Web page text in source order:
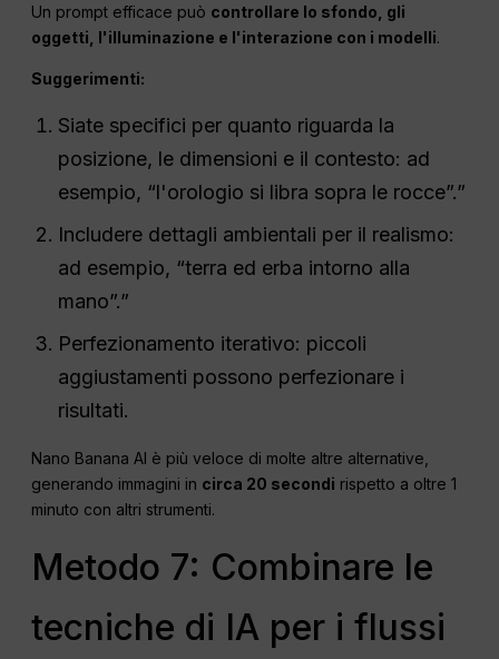
Un prompt efficace può controllare lo sfondo, gli
oggetti, l'illuminazione e l'interazione con i modelli.
Suggerimenti:
Siate specifici per quanto riguarda la
posizione, le dimensioni e il contesto: ad
esempio, “l'orologio si libra sopra le rocce”.”
Includere dettagli ambientali per il realismo:
ad esempio, “terra ed erba intorno alla
mano”.”
Perfezionamento iterativo: piccoli
aggiustamenti possono perfezionare i
risultati.
Nano Banana AI è più veloce di molte altre alternative,
generando immagini in circa 20 secondi rispetto a oltre 1
minuto con altri strumenti.
Metodo 7: Combinare le
tecniche di IA per i flussi